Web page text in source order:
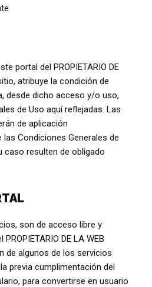
portal del PROPIETARIO DE
atribuye la condición de
desde dicho acceso y/o uso,
de Uso aquí reflejadas. Las
de aplicación
Condiciones Generales de
caso resulten de obligado
son de acceso libre y
DE LA WEB
de algunos de los servicios
previa cumplimentación del
para convertirse en usuario